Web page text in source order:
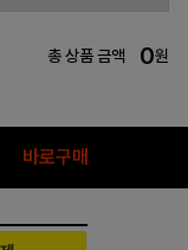
총 상품 금액 0원
바로구매